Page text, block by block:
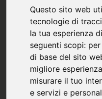
Questo sito web
tecnologie di
la tua esperienza
seguenti scopi:
di base del sito
migliore
misurare il tuo
e servizi e